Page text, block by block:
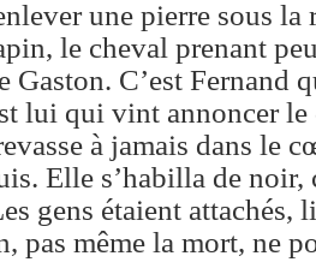
une pierre sous la
le cheval prenant
Gaston. C’est Fernand
lui qui vint annoncer
à jamais dans le
Elle s’habilla de noir,
gens étaient attachés,
pas même la mort, ne